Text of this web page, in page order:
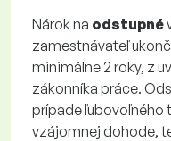
Nárok na odstupné
zamestnávateľ
minimálne 2 roky, z
zákonníka práce.
prípade ľubovoľného
vzájomnej dohode,